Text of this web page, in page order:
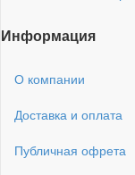
Информация
О компании
Доставка и оплата
Публичная офрета